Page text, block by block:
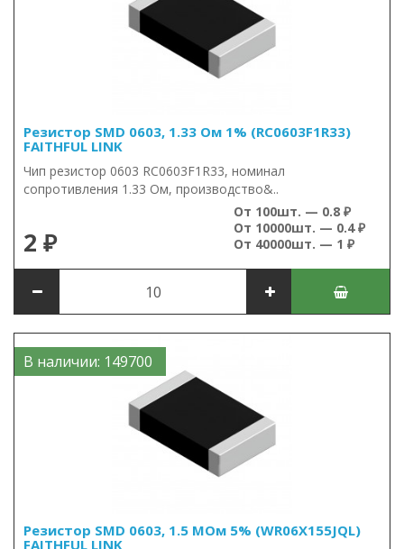
Резистор SMD 0603, 1.33 Ом 1% (RC0603F1R33)
FAITHFUL LINK
Чип резистор 0603 RC0603F1R33, номинал
сопротивления 1.33 Ом, производство&..
2 ₽
От 100шт. — 0.8 ₽
От 10000шт. — 0.4 ₽
От 40000шт. — 1 ₽
В наличии: 149700
Резистор SMD 0603, 1.5 МОм 5% (WR06X155JQL)
FAITHFUL LINK